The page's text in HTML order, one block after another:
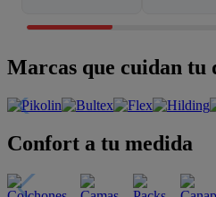
Marcas que cuidan tu
Confort a tu medida